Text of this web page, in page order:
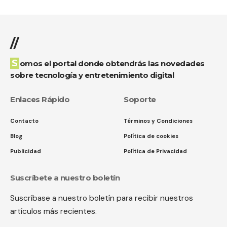
//
Somos el portal donde obtendrás las novedades
sobre tecnología y entretenimiento digital
Enlaces Rápido
Contacto
Blog
Publicidad
Soporte
Términos y Condiciones
Política de cookies
Política de Privacidad
Suscríbete a nuestro boletín
Suscríbase a nuestro boletín para recibir nuestros
artículos más recientes.